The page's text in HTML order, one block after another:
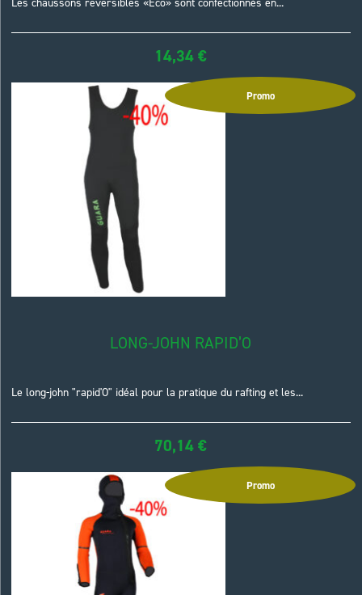
14,34€
Promo
LONG-JOHN RAPID’O
Le long-john "rapid'O" idéal pour la pratique du rafting et les...
70,14€
Promo